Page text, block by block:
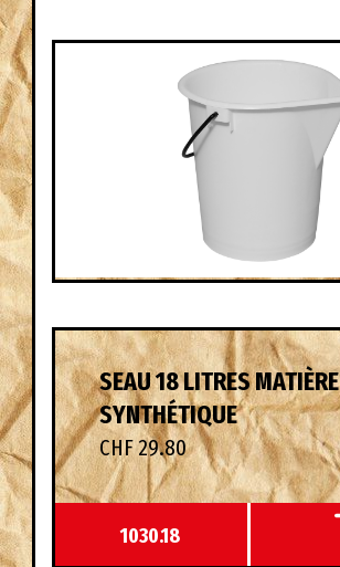
SEAU 18 LITRES MATIÈRE
SYNTHÉTIQUE
CHF 29.80
1030.18